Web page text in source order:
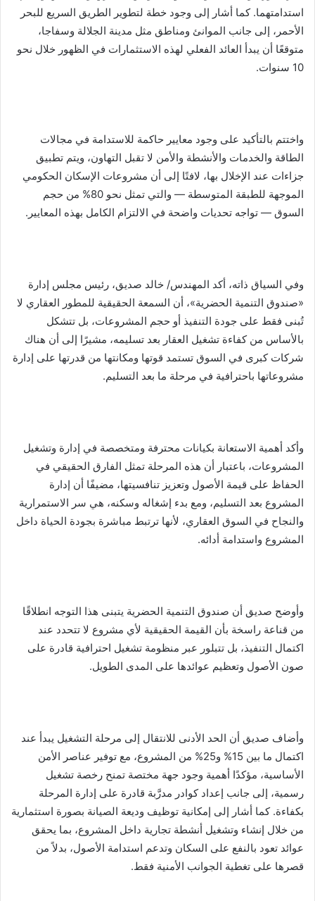
استدامتهما. كما أشار إلى وجود خطة لتطوير الطريق السريع للبحر
الأحمر، إلى جانب الموانئ ومناطق مثل مدينة الجلالة وسفاجا،
متوقعًا أن يبدأ العائد الفعلي لهذه الاستثمارات في الظهور خلال نحو
10 سنوات.
واختتم بالتأكيد على وجود معايير حاكمة للاستدامة في مجالات
الطاقة والخدمات والأنشطة والأمن لا تقبل التهاون، ويتم تطبيق
جزاءات عند الإخلال بها، لافتًا إلى أن مشروعات الإسكان الحكومي
الموجهة للطبقة المتوسطة — والتي تمثل نحو 80% من حجم
السوق — تواجه تحديات واضحة في الالتزام الكامل بهذه المعايير.
وفي السياق ذاته، أكد المهندس/ خالد صديق، رئيس مجلس إدارة
«صندوق التنمية الحضرية»، أن السمعة الحقيقية للمطور العقاري لا
تُبنى فقط على جودة التنفيذ أو حجم المشروعات، بل تتشكل
بالأساس من كفاءة تشغيل العقار بعد تسليمه، مشيرًا إلى أن هناك
شركات كبرى في السوق تستمد قوتها ومكانتها من قدرتها على إدارة
مشروعاتها باحترافية في مرحلة ما بعد التسليم.
وأكد أهمية الاستعانة بكيانات محترفة ومتخصصة في إدارة وتشغيل
المشروعات، باعتبار أن هذه المرحلة تمثل الفارق الحقيقي في
الحفاظ على قيمة الأصول وتعزيز تنافسيتها، مضيفًا أن إدارة
المشروع بعد التسليم، ومع بدء إشغاله وسكنه، هي سر الاستمرارية
والنجاح في السوق العقاري، لأنها ترتبط مباشرة بجودة الحياة داخل
المشروع واستدامة أدائه.
وأوضح صديق أن صندوق التنمية الحضرية يتبنى هذا التوجه انطلاقًا
من قناعة راسخة بأن القيمة الحقيقية لأي مشروع لا تتحدد عند
اكتمال التنفيذ، بل تتبلور عبر منظومة تشغيل احترافية قادرة على
صون الأصول وتعظيم عوائدها على المدى الطويل.
وأضاف صديق أن الحد الأدنى للانتقال إلى مرحلة التشغيل يبدأ عند
اكتمال ما بين 15% و25% من المشروع، مع توفير عناصر الأمن
الأساسية، مؤكدًا أهمية وجود جهة مختصة تمنح رخصة تشغيل
رسمية، إلى جانب إعداد كوادر مدرَّبة قادرة على إدارة المرحلة
بكفاءة. كما أشار إلى إمكانية توظيف وديعة الصيانة بصورة استثمارية
من خلال إنشاء وتشغيل أنشطة تجارية داخل المشروع، بما يحقق
عوائد تعود بالنفع على السكان وتدعم استدامة الأصول، بدلاً من
قصرها على تغطية الجوانب الأمنية فقط.